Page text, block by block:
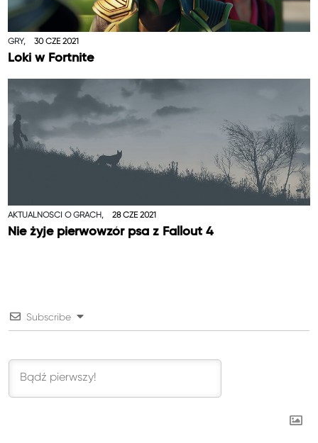
GRY, 30 CZE 2021
Loki w Fortnite
AKTUALNOŚCI O GRACH, 28 CZE 2021
Nie żyje pierwowzór psa z Fallout 4
Subscribe